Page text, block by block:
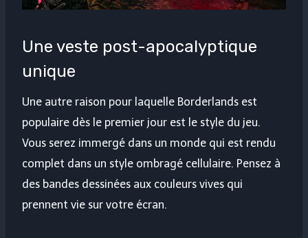
Une veste post-apocalyptique
unique
Une autre raison pour laquelle Borderlands est
populaire dès le premier jour est le style du jeu.
Vous serez immergé dans un monde qui est rendu
complet dans un style ombragé cellulaire. Pensez à
des bandes dessinées aux couleurs vives qui
prennent vie sur votre écran.